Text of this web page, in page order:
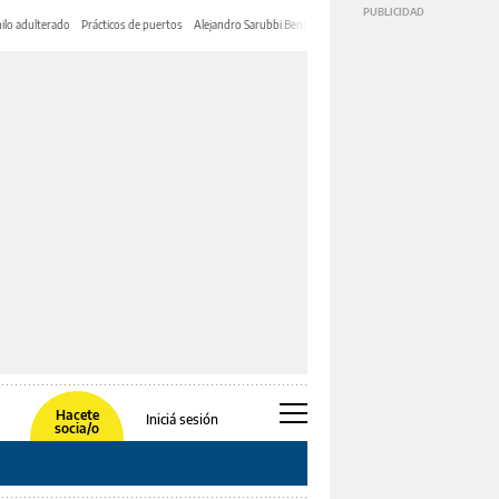
adulterado Prácticos de puertos Alejandro Sarubbi Benítez
Hacete
socia/o
Iniciá sesión